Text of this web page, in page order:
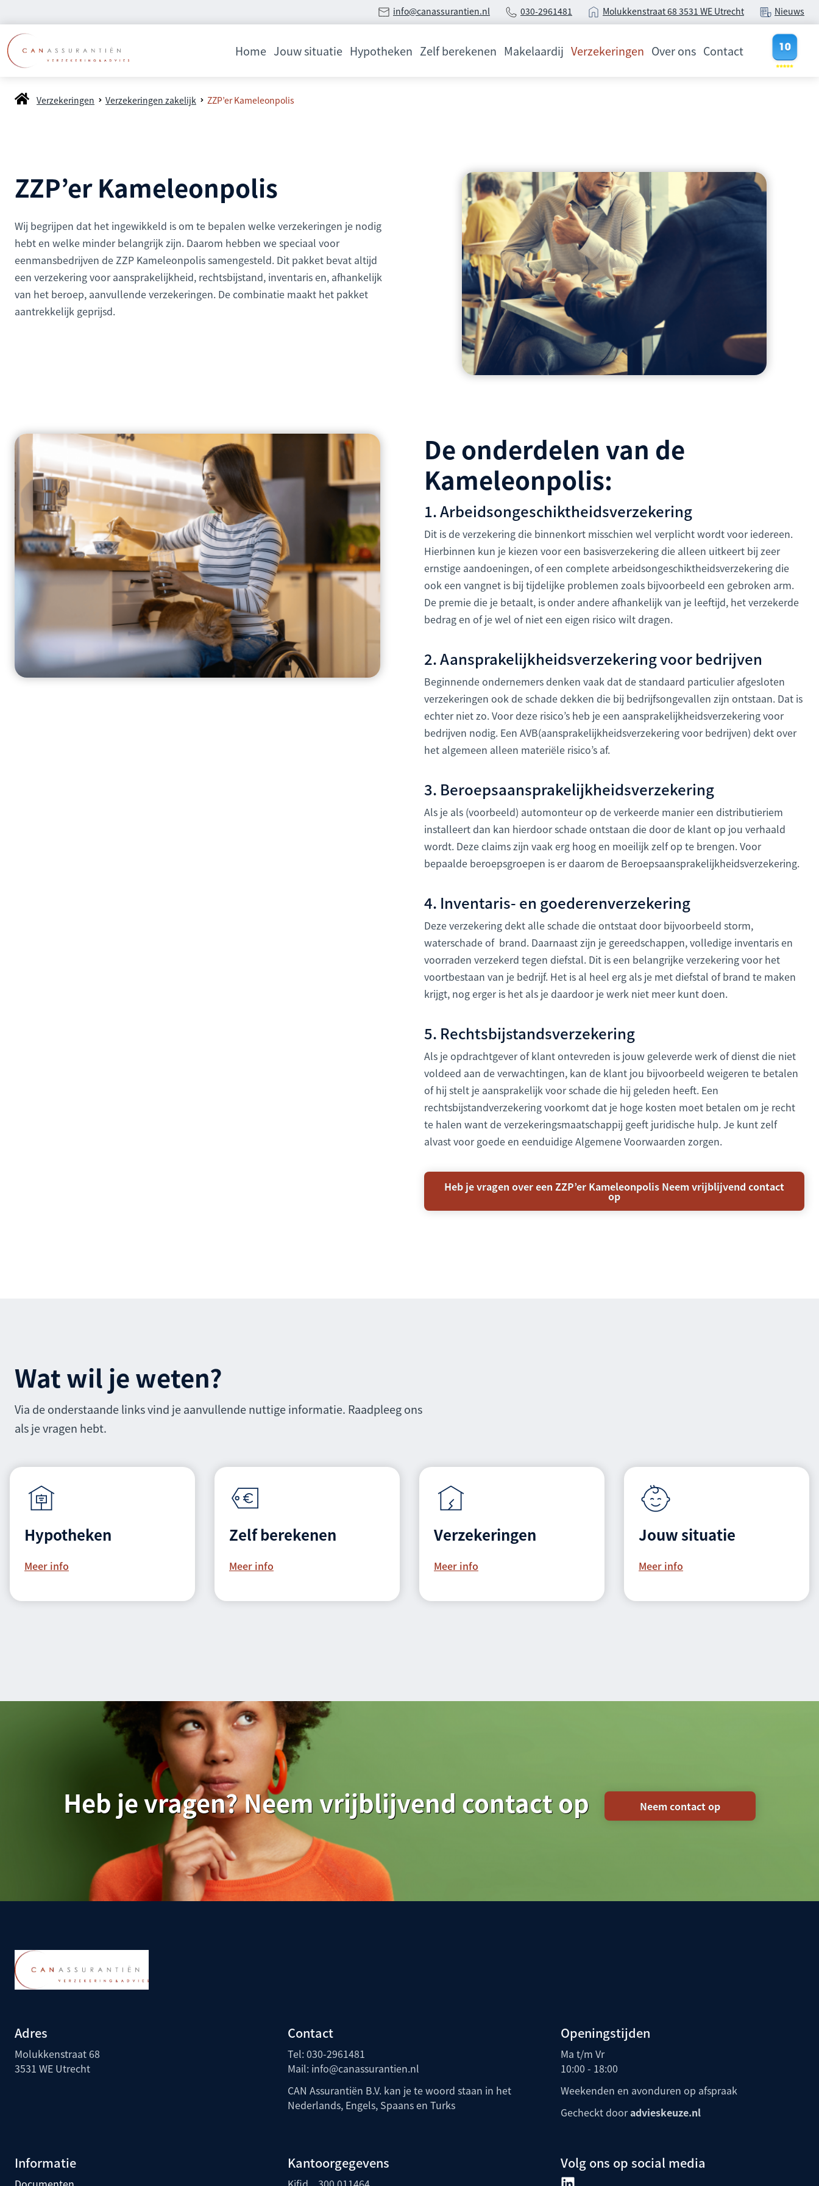
info@canassurantien.nl 030-2961481 Molukkenstraat 68 3531 WE Utrecht Nieuws
Home Jouw situatie Hypotheken Zelf berekenen Makelaardij Verzekeringen Over ons Contact
Verzekeringen Verzekeringen zakelijk ZZP’er Kameleonpolis
ZZP’er Kameleonpolis
Wij begrijpen dat het ingewikkeld is om te bepalen welke verzekeringen je nodig
hebt en welke minder belangrijk zijn. Daarom hebben we speciaal voor
eenmansbedrijven de ZZP Kameleonpolis samengesteld. Dit pakket bevat altijd
een verzekering voor aansprakelijkheid, rechtsbijstand, inventaris en, afhankelijk
van het beroep, aanvullende verzekeringen. De combinatie maakt het pakket
aantrekkelijk geprijsd.
De onderdelen van de
Kameleonpolis:
1. Arbeidsongeschiktheidsverzekering
Dit is de verzekering die binnenkort misschien wel verplicht wordt voor iedereen.
Hierbinnen kun je kiezen voor een basisverzekering die alleen uitkeert bij zeer
ernstige aandoeningen, of een complete arbeidsongeschiktheidsverzekering die
ook een vangnet is bij tijdelijke problemen zoals bijvoorbeeld een gebroken arm.
De premie die je betaalt, is onder andere afhankelijk van je leeftijd, het verzekerde
bedrag en of je wel of niet een eigen risico wilt dragen.
2. Aansprakelijkheidsverzekering voor bedrijven
Beginnende ondernemers denken vaak dat de standaard particulier afgesloten
verzekeringen ook de schade dekken die bij bedrijfsongevallen zijn ontstaan. Dat is
echter niet zo. Voor deze risico’s heb je een aansprakelijkheidsverzekering voor
bedrijven nodig. Een AVB(aansprakelijkheidsverzekering voor bedrijven) dekt over
het algemeen alleen materiële risico’s af.
3. Beroepsaansprakelijkheidsverzekering
Als je als (voorbeeld) automonteur op de verkeerde manier een distributieriem
installeert dan kan hierdoor schade ontstaan die door de klant op jou verhaald
wordt. Deze claims zijn vaak erg hoog en moeilijk zelf op te brengen. Voor
bepaalde beroepsgroepen is er daarom de Beroepsaansprakelijkheidsverzekering.
4. Inventaris- en goederenverzekering
Deze verzekering dekt alle schade die ontstaat door bijvoorbeeld storm,
waterschade of brand. Daarnaast zijn je gereedschappen, volledige inventaris en
voorraden verzekerd tegen diefstal. Dit is een belangrijke verzekering voor het
voortbestaan van je bedrijf. Het is al heel erg als je met diefstal of brand te maken
krijgt, nog erger is het als je daardoor je werk niet meer kunt doen.
5. Rechtsbijstandsverzekering
Als je opdrachtgever of klant ontevreden is jouw geleverde werk of dienst die niet
voldeed aan de verwachtingen, kan de klant jou bijvoorbeeld weigeren te betalen
of hij stelt je aansprakelijk voor schade die hij geleden heeft. Een
rechtsbijstandverzekering voorkomt dat je hoge kosten moet betalen om je recht
te halen want de verzekeringsmaatschappij geeft juridische hulp. Je kunt zelf
alvast voor goede en eenduidige Algemene Voorwaarden zorgen.
Heb je vragen over een ZZP’er Kameleonpolis Neem vrijblijvend contact
op
Wat wil je weten?
Via de onderstaande links vind je aanvullende nuttige informatie. Raadpleeg ons
als je vragen hebt.
Hypotheken
Meer info
Zelf berekenen
Meer info
Verzekeringen
Meer info
Jouw situatie
Meer info
Heb je vragen? Neem vrijblijvend contact op Neem contact op
Adres
Molukkenstraat 68
3531 WE Utrecht
Contact
Tel:030-2961481
Mail: info@canassurantien.nl
CAN Assurantiën B.V. kan je te woord staan in het
Nederlands, Engels, Spaans en Turks
Openingstijden
Ma t/m Vr
10:00 - 18:00
Weekenden en avonduren op afspraak
Gecheckt dooradvieskeuze.nl
Informatie Kantoorgegevens Volg ons op social media